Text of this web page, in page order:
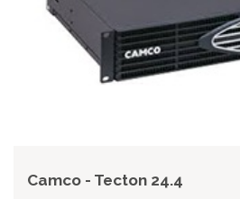
Camco - Tecton 24.4